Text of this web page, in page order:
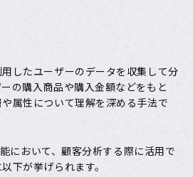
したユーザーのデータを収集して分
の購入商品や購入金額などをもと
属性について理解を深める手法で
において、顧客分析する際に活用で
下が挙げられます。